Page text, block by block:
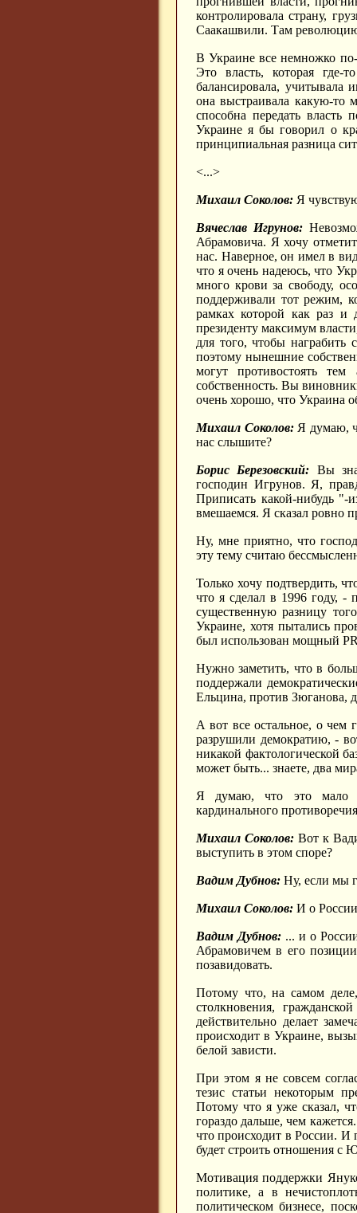
контролировала страну,
Саакашвили. Там
В Украине все немножко по-
Это власть, которая где-
балансировала, учитывала
она выстраивала какую-то
способна передать
Украине я бы говорил о
принципиальная разница
<...>
Михаил Соколов: Я
Вячеслав Игрунов:
Абрамовича. Я хочу
нас. Наверное, он имел в
что я очень надеюсь, что
много крови за свободу,
поддерживали тот режим,
рамках которой как раз и
президенту максимум
для того, чтобы награбить
поэтому нынешние
могут противостоять
собственность. Вы
очень хорошо, что Украина
Михаил Соколов:Я думаю,
нас слышите?
Борис Березовский: Вы
господин Игрунов. Я,
Приписать какой-нибудь "-
вмешаемся. Я сказал ровно
Ну, мне приятно, что
эту тему считаю
Только хочу подтвердить,
что я сделал в 1996 году, -
существенную разницу
Украине, хотя пытались
был использован мощный
Нужно заметить, что в
поддержали
Ельцина, против Зюганова,
А вот все остальное, о чем
разрушили демократию, -
никакой фактологической
может быть... знаете, два
Я думаю, что это мало
кардинального
Михаил Соколов:Вот к
выступить в этом споре?
Вадим Дубнов: Ну, если мы
Михаил Соколов: И о
Вадим Дубнов: ... и о
Абрамовичем в его
позавидовать.
Потому что, на самом
столкновения,
действительно делает
происходит в Украине,
белой зависти.
При этом я не совсем
тезис статьи некоторым
Потому что я уже сказал,
гораздо дальше, чем
что происходит в России.
будет строить отношения с
Мотивация поддержки
политике, а в
политическом бизнесе,